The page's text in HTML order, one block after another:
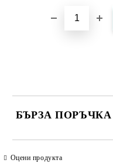
БЪРЗА
Оцени продукта